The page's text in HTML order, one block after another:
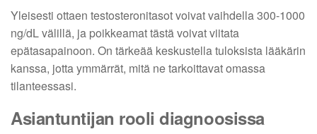
Yleisesti ottaen testosteronitasot voivat vaihdella 300-1000
ng/dL välillä, ja poikkeamat tästä voivat viitata
epätasapainoon. On tärkeää keskustella tuloksista lääkärin
kanssa, jotta ymmärrät, mitä ne tarkoittavat omassa
tilanteessasi.
Asiantuntijan rooli diagnoosissa